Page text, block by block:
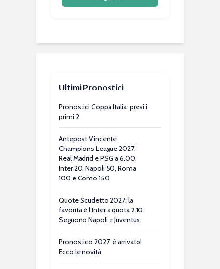
Ultimi Pronostici
Pronostici Coppa Italia: presi i
primi 2
Antepost Vincente
Champions League 2027:
Real Madrid e PSG a 6.00.
Inter 20, Napoli 50, Roma
100 e Como 150
Quote Scudetto 2027: la
favorita è l’Inter a quota 2.10.
Seguono Napoli e Juventus.
Pronostico 2027: è arrivato!
Ecco le novità